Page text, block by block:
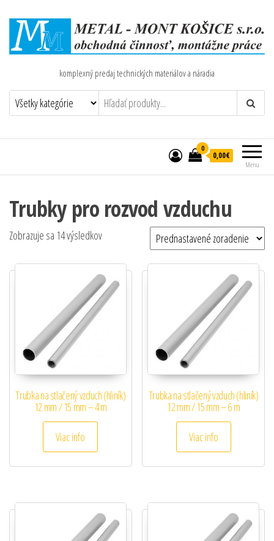
komplexný predaj technických materiálov a náradia
Menu
0
0,00€
Trubky pro rozvod vzduchu
Zobrazuje sa 14 výsledkov
Trubka na stlačený vzduch (hliník)
12 mm / 15 mm – 4 m
Viac info
Trubka na stlačený vzduch (hliník)
12 mm / 15 mm – 6 m
Viac info